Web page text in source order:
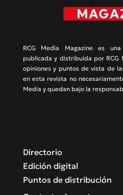
RCG Media Magazine es
publicada y distribuida por RCG
opiniones y puntos de vista de
en esta revista no
Media y quedan bajo la
Directorio
Edición digital
Puntos de distribución